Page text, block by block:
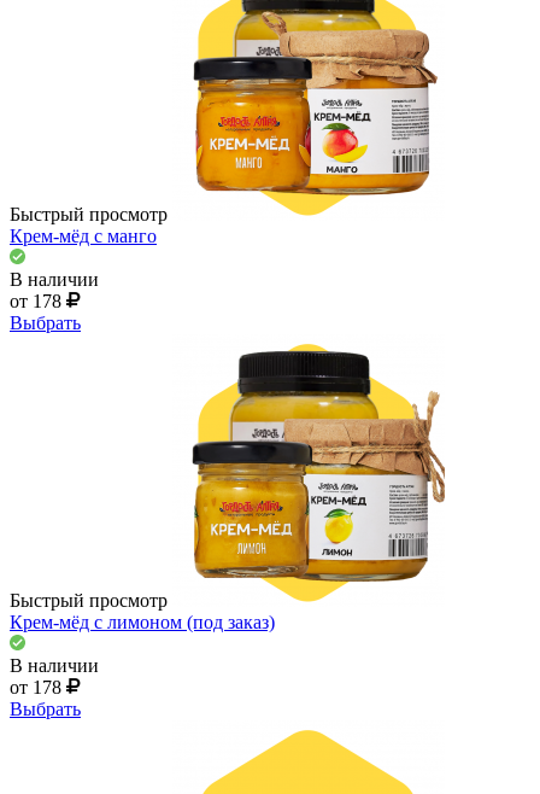
Быстрый просмотр
Крем-мёд с манго
В наличии
от 178
Выбрать
Быстрый просмотр
Крем-мёд с лимоном (под заказ)
В наличии
от 178
Выбрать